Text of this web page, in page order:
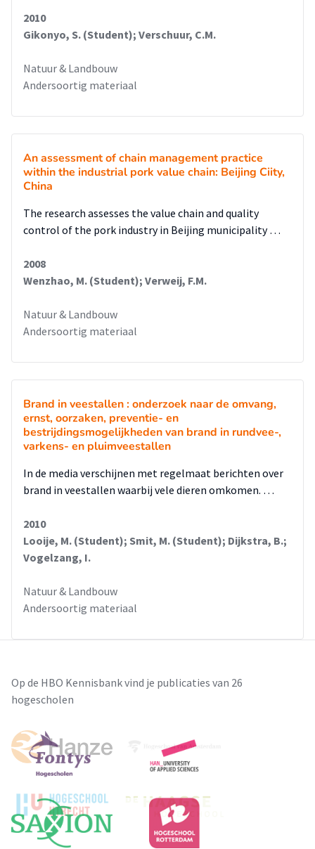
2010
Gikonyo, S. (Student); Verschuur, C.M.
Natuur & Landbouw
Andersoortig materiaal
An assessment of chain management practice
within the industrial pork value chain: Beijing Ciity,
China
The research assesses the value chain and quality
control of the pork industry in Beijing municipality …
2008
Wenzhao, M. (Student); Verweij, F.M.
Natuur & Landbouw
Andersoortig materiaal
Brand in veestallen : onderzoek naar de omvang,
ernst, oorzaken, preventie- en
bestrijdingsmogelijkheden van brand in rundvee-,
varkens- en pluimveestallen
In de media verschijnen met regelmaat berichten over
brand in veestallen waarbij vele dieren omkomen. …
2010
Looije, M. (Student); Smit, M. (Student); Dijkstra, B.;
Vogelzang, I.
Natuur & Landbouw
Andersoortig materiaal
Op de HBO Kennisbank vind je publicaties van 26
hogescholen